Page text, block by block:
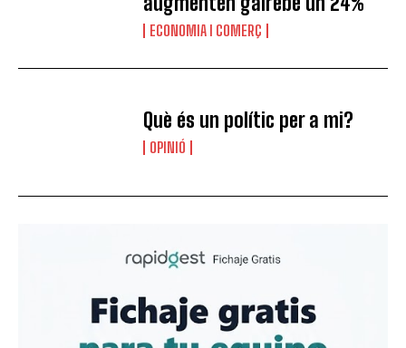
ECONOMIA I COMERÇ
Què és un polític per a mi?
OPINIÓ